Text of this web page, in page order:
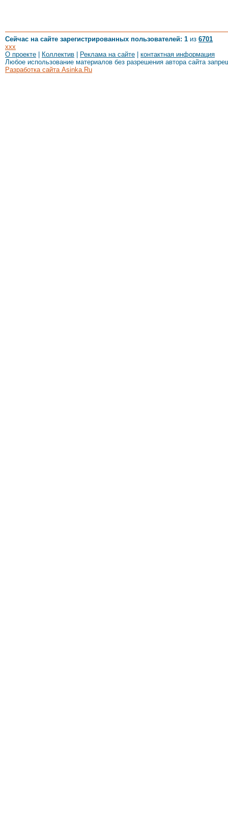
Сейчас на сайте зарегистрированных пользователей: 1 из 6701
xxx
О проекте
Коллектив Реклама на сайте
контактная информация
Любое использование материалов без разрешения автора сайта
Разработка сайта Asinka.Ru